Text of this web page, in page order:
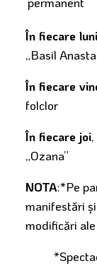
În fiecare
„Basil
În fiecare
folclor
În fiecare joi
„Ozana”
NOTA:*Pe
manifestări
modificări